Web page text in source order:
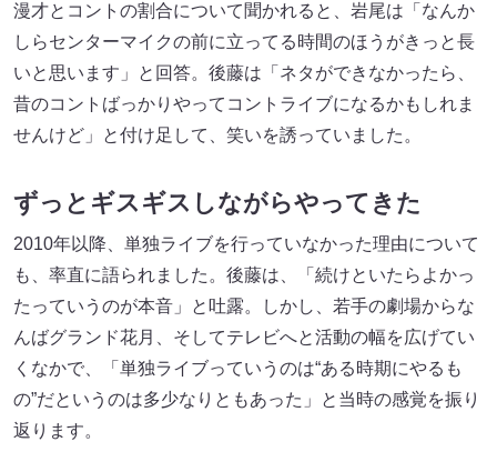
漫才とコントの割合について聞かれると、岩尾は「なんか
しらセンターマイクの前に立ってる時間のほうがきっと長
いと思います」と回答。後藤は「ネタができなかったら、
昔のコントばっかりやってコントライブになるかもしれま
せんけど」と付け足して、笑いを誘っていました。
ずっとギスギスしながらやってきた
2010年以降、単独ライブを行っていなかった理由について
も、率直に語られました。後藤は、「続けといたらよかっ
たっていうのが本音」と吐露。しかし、若手の劇場からな
んばグランド花月、そしてテレビへと活動の幅を広げてい
くなかで、「単独ライブっていうのは“ある時期にやるも
の”だというのは多少なりともあった」と当時の感覚を振り
返ります。